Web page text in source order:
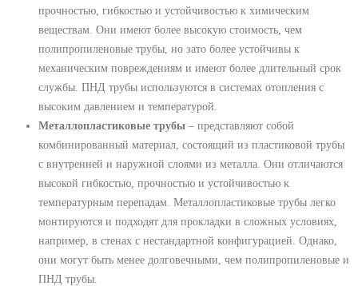
прочностью, гибкостью и устойчивостью к химическим
веществам. Они имеют более высокую стоимость, чем
полипропиленовые трубы, но зато более устойчивы к
механическим повреждениям и имеют более длительный срок
службы. ПНД трубы используются в системах отопления с
высоким давлением и температурой.
Металлопластиковые трубы – представляют собой
комбинированный материал, состоящий из пластиковой трубы
с внутренней и наружной слоями из металла. Они отличаются
высокой гибкостью, прочностью и устойчивостью к
температурным перепадам. Металлопластиковые трубы легко
монтируются и подходят для прокладки в сложных условиях,
например, в стенах с нестандартной конфигурацией. Однако,
они могут быть менее долговечными, чем полипропиленовые и
ПНД трубы.